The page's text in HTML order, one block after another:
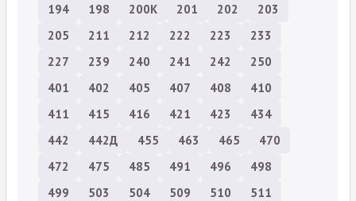
194
198 200К 201 202
203
205
211 212 222 223
233
227
239 240 241 242
250
401
402 405 407 408
410
411
415 416 421 423
434
442
442Д 455 463 465
470
472
475 485 491 496
498
499
503 504 509 510
511